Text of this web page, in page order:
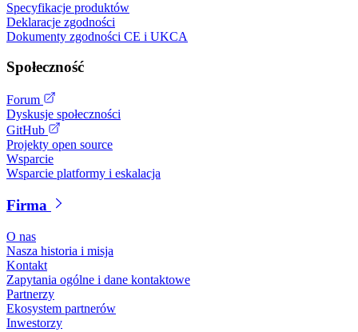
Specyfikacje produktów
Deklaracje zgodności
Dokumenty zgodności CE i UKCA
Społeczność
Forum
Dyskusje społeczności
GitHub
Projekty open source
Wsparcie
Wsparcie platformy i eskalacja
Firma
O nas
Nasza historia i misja
Kontakt
Zapytania ogólne i dane kontaktowe
Partnerzy
Ekosystem partnerów
Inwestorzy